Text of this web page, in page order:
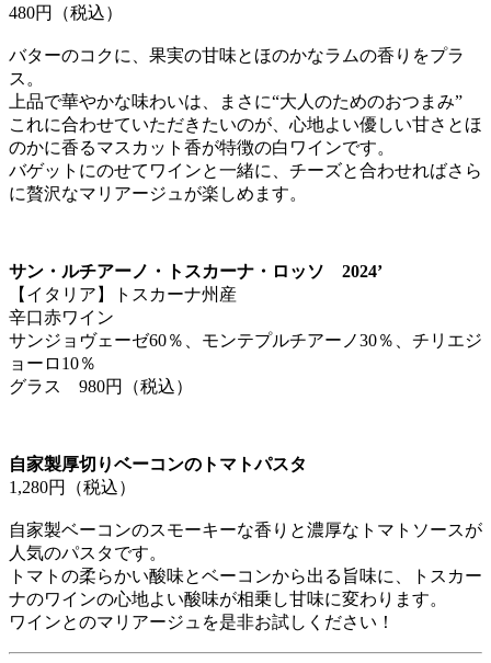
480円（税込）
バターのコクに、果実の甘味とほのかなラムの香りをプラ
ス。
上品で華やかな味わいは、まさに“大人のためのおつまみ”
これに合わせていただきたいのが、心地よい優しい甘さとほ
のかに香るマスカット香が特徴の白ワインです。
バゲットにのせてワインと一緒に、チーズと合わせればさら
に贅沢なマリアージュが楽しめます。
サン・ルチアーノ・トスカーナ・ロッソ 2024’
【イタリア】トスカーナ州産
辛口赤ワイン
サンジョヴェーゼ60％、モンテプルチアーノ30％、チリエジ
ョーロ10％
グラス 980円（税込）
自家製厚切りベーコンのトマトパスタ
1,280円（税込）
自家製ベーコンのスモーキーな香りと濃厚なトマトソースが
人気のパスタです。
トマトの柔らかい酸味とベーコンから出る旨味に、トスカー
ナのワインの心地よい酸味が相乗し甘味に変わります。
ワインとのマリアージュを是非お試しください！